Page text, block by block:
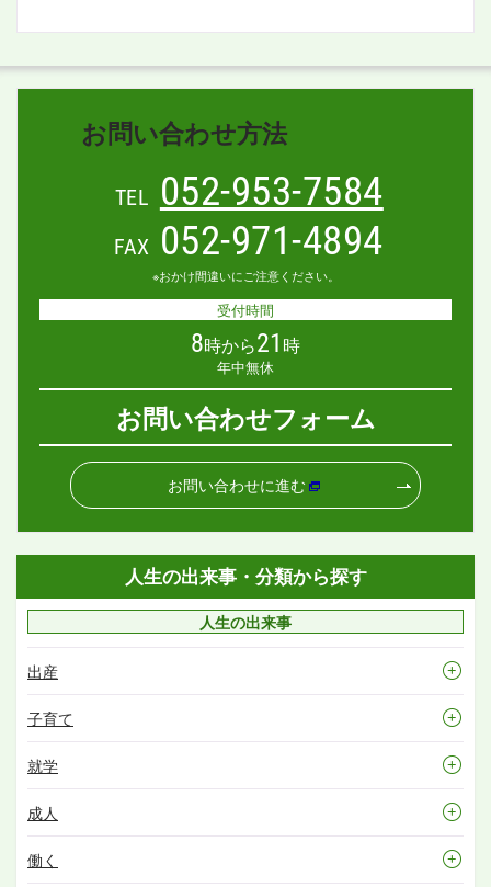
お問い合わせ方法
TEL 052-953-7584
FAX 052-971-4894
※おかけ間違いにご注意ください。
受付時間
8時から21 時
年中無休
お問い合わせフォーム
お問い合わせに進む
人生の出来事・分類から探す
人生の出来事
出産
子育て
就学
成人
働く